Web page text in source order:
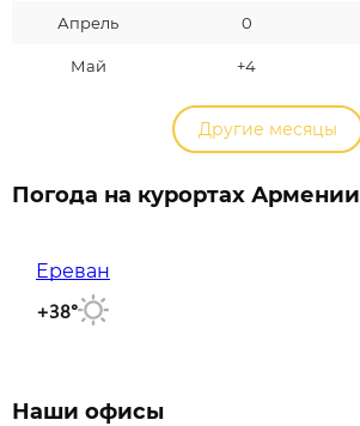
Апрель 0
Май +4
Другие месяцы
Погода на курортах Армении
Ереван
+38°
Наши офисы